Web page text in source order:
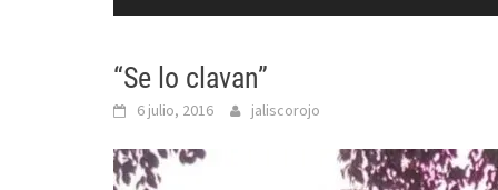
“Se lo clavan”
6 julio, 2016 jaliscorojo